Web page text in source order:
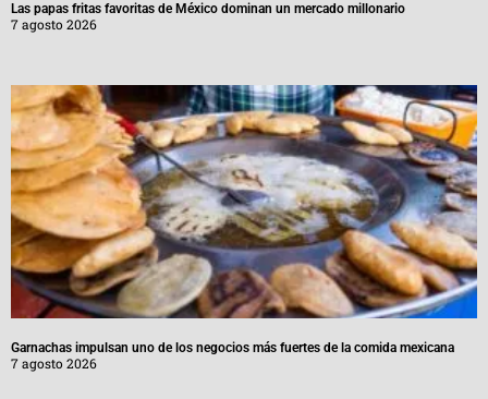
Las papas fritas favoritas de México dominan un mercado millonario
7 agosto 2026
Garnachas impulsan uno de los negocios más fuertes de la comida mexicana
7 agosto 2026